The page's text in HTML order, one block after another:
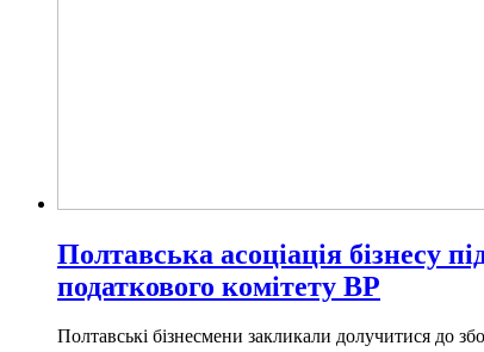
Полтавська асоціація бізнесу
податкового комітету ВР
Полтавські бізнесмени закликали долучитися до